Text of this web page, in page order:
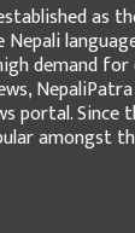
as
Nepali
demand
portal.
amongst